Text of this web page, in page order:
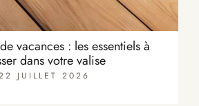
vacances : les essentiels à
dans votre valise
JUILLET 2026